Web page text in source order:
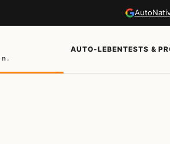
AUTO-LEBENTESTS &